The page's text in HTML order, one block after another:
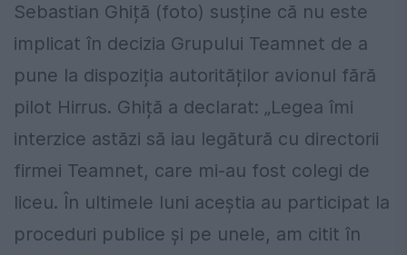
Sebastian Ghiță (foto) susține că nu este
implicat în decizia Grupului Teamnet de a
pune la dispoziția autorităților avionul fără
pilot Hirrus. Ghiță a declarat: „Legea îmi
interzice astăzi să iau legătură cu directorii
firmei Teamnet, care mi-au fost colegi de
liceu. În ultimele luni aceștia au participat la
proceduri publice și pe unele, am citit în